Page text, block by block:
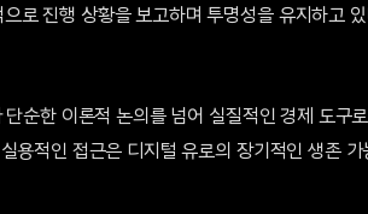
로 진행 상황을 보고하며 투명성을 유지하고 있
순한 이론적 논의를 넘어 실질적인 경제 도구
용적인 접근은 디지털 유로의 장기적인 생존 가